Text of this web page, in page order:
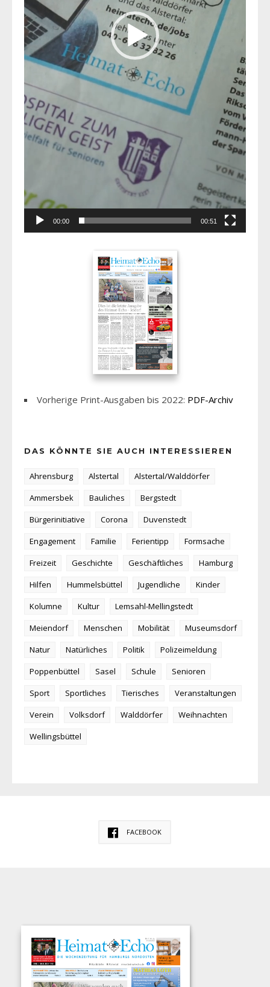
00:00 00:51
Vorherige Print-Ausgaben bis 2022: PDF-Archiv
DAS KÖNNTE SIE AUCH INTERESSIEREN
Ahrensburg Alstertal
Alstertal/Walddörfer
Ammersbek
Bauliches
Bergstedt
Bürgerinitiative
Corona
Duvenstedt
Engagement
Familie Ferientipp
Formsache
Freizeit
Geschichte Geschäftliches
Hamburg
Hilfen
Hummelsbüttel Jugendliche
Kinder
Kolumne
Kultur
Lemsahl-Mellingstedt
Meiendorf
Menschen Mobilität
Museumsdorf
Natur
Natürliches Politik
Polizeimeldung
Poppenbüttel
Sasel Schule
Senioren
Sport
Sportliches Tierisches
Veranstaltungen
Verein
Volksdorf Walddörfer
Weihnachten
Wellingsbüttel
FACEBOOK